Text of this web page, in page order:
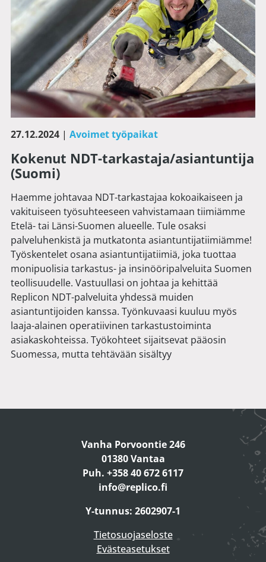
27.12.2024 | Avoimet työpaikat
Kokenut NDT-tarkastaja/asiantuntija
(Suomi)
Haemme johtavaa NDT-tarkastajaa kokoaikaiseen ja
vakituiseen työsuhteeseen vahvistamaan tiimiämme
Etelä- tai Länsi-Suomen alueelle. Tule osaksi
palveluhenkistä ja mutkatonta asiantuntijatiimiämme!
Työskentelet osana asiantuntijatiimiä, joka tuottaa
monipuolisia tarkastus- ja insinööripalveluita Suomen
teollisuudelle. Vastuullasi on johtaa ja kehittää
Replicon NDT-palveluita yhdessä muiden
asiantuntijoiden kanssa. Työnkuvaasi kuuluu myös
laaja-alainen operatiivinen tarkastustoiminta
asiakaskohteissa. Työkohteet sijaitsevat pääosin
Suomessa, mutta tehtävään sisältyy
Vanha Porvoontie 246
01380 Vantaa
Puh. +358 40 672 6117
info@replico.fi
Y-tunnus: 2602907-1
Tietosuojaseloste
Evästeasetukset